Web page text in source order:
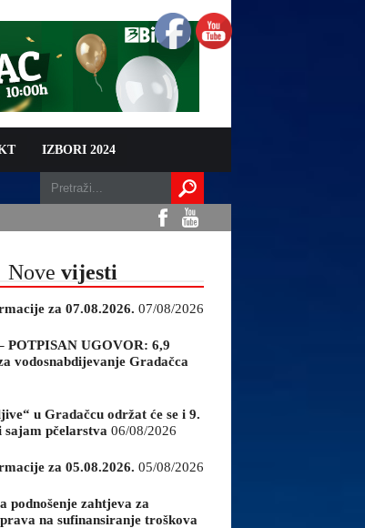
IZBORI 2024
Nove vijesti
za 07.08.2026. 07/08/2026
POTPISAN UGOVOR: 6,9
vodosnabdijevanje Gradačca
u Gradačcu održat će se i 9.
sajam pčelarstva 06/08/2026
za 05.08.2026. 05/08/2026
podnošenje zahtjeva za
na sufinansiranje troškova